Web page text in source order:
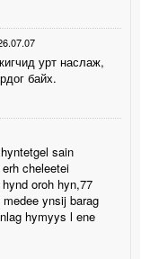
урт наслаж,
байх.
sain
cheleetei
oroh hyn,77
ynsij barag
hymyys l ene